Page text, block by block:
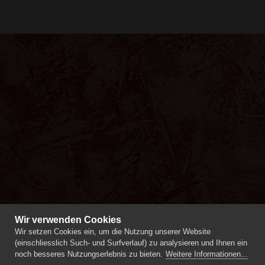
Wir verwenden Cookies
Wir setzen Cookies ein, um die Nutzung unserer Website
(einschliesslich Such- und Surfverlauf) zu analysieren und Ihnen ein
noch besseres Nutzungserlebnis zu bieten. Weitere Informationen...